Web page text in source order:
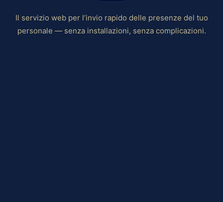
Il servizio web per l’invio rapido delle presenze del tuo
personale — senza installazioni, senza complicazioni.